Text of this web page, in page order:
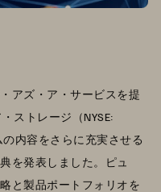
アズ・ア・サービスを提
ストレージ（NYSE:
内容をさらに充実させる
を発表しました。ピュ
と製品ポートフォリオを